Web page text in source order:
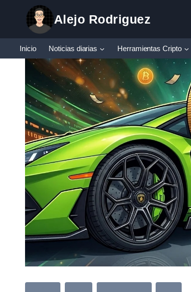
contenido
Alejo Rodriguez
Inicio Noticias diarias Herramientas Cripto